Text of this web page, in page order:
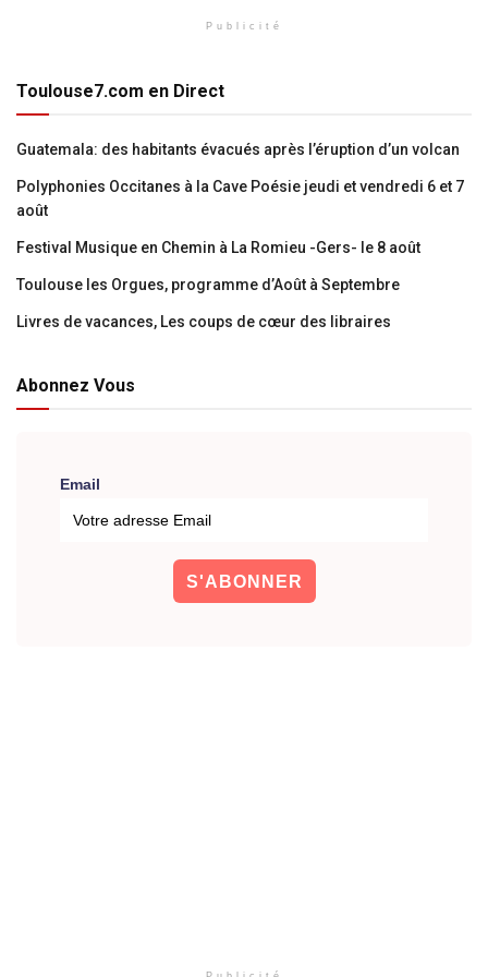
Publicité
Toulouse7.com en Direct
Guatemala: des habitants évacués après l’éruption d’un volcan
Polyphonies Occitanes à la Cave Poésie jeudi et vendredi 6 et 7
août
Festival Musique en Chemin à La Romieu -Gers- le 8 août
Toulouse les Orgues, programme d’Août à Septembre
Livres de vacances, Les coups de cœur des libraires
Abonnez Vous
Email